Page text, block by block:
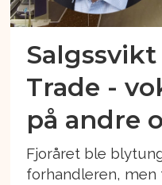
Trade -
på andre
Fjoråret ble
forhandleren, men